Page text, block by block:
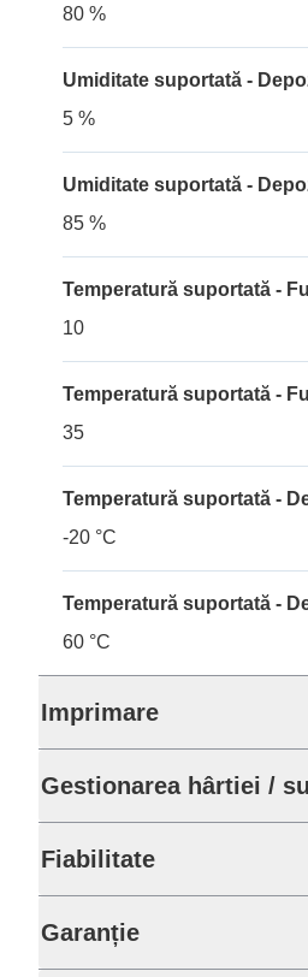
80 %
Umiditate suportată -
5 %
Umiditate suportată -
85 %
Temperatură suportată -
10
Temperatură suportată -
35
Temperatură suportată -
-20 °C
Temperatură suportată -
60 °C
Imprimare
Gestionarea hârtiei /
Fiabilitate
Garanție